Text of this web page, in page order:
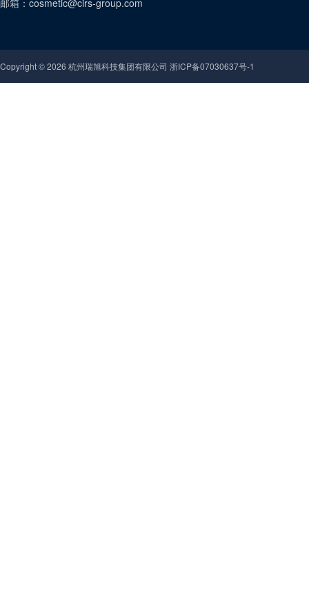
邮箱： cosmetic@cirs-group.com
Copyright ©2026 杭州瑞旭科技集团有限公司 浙ICP备07030637号-1